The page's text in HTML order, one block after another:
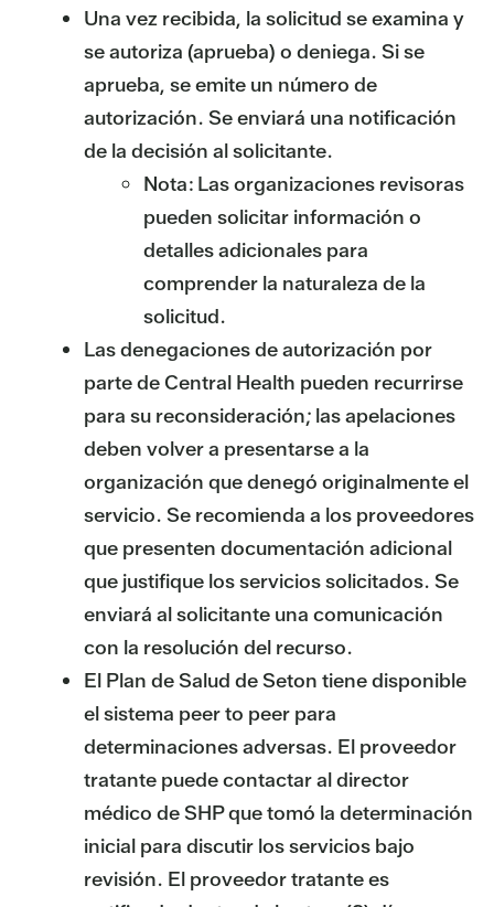
Una vez recibida, la solicitud se examina y
se autoriza (aprueba) o deniega. Si se
aprueba, se emite un número de
autorización. Se enviará una notificación
de la decisión al solicitante.
Nota: Las organizaciones revisoras
pueden solicitar información o
detalles adicionales para
comprender la naturaleza de la
solicitud.
Las denegaciones de autorización por
parte de Central Health pueden recurrirse
para su reconsideración; las apelaciones
deben volver a presentarse a la
organización que denegó originalmente el
servicio. Se recomienda a los proveedores
que presenten documentación adicional
que justifique los servicios solicitados. Se
enviará al solicitante una comunicación
con la resolución del recurso.
El Plan de Salud de Seton tiene disponible
el sistema peer to peer para
determinaciones adversas. El proveedor
tratante puede contactar al director
médico de SHP que tomó la determinación
inicial para discutir los servicios bajo
revisión. El proveedor tratante es